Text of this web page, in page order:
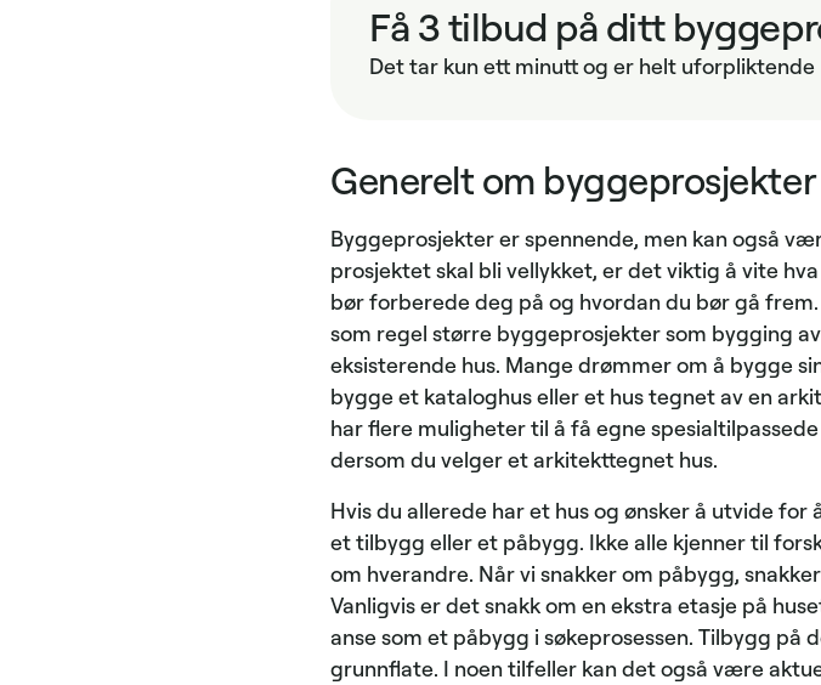
Få 3 tilbud på ditt
Det tar kun ett minutt og er helt uforpliktende
Generelt om byggeprosjekter
Byggeprosjekter er spennende, men kan også
prosjektet skal bli vellykket, er det viktig å vite
bør forberede deg på og hvordan du bør gå
som regel større byggeprosjekter som bygging
eksisterende hus. Mange drømmer om å bygge
bygge et kataloghus eller et hus tegnet av en
har flere muligheter til å få egne
dersom du velger et arkitekttegnet hus.
Hvis du allerede har et hus og ønsker å utvide
et tilbygg eller et påbygg. Ikke alle kjenner til
om hverandre. Når vi snakker om påbygg,
Vanligvis er det snakk om en ekstra etasje på
anse som et påbygg i søkeprosessen. Tilbygg
grunnflate. I noen tilfeller kan det også være